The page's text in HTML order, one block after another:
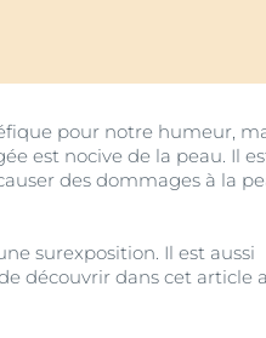
pour notre humeur,
est nocive de la peau. Il
des dommages à la
surexposition. Il est aussi
découvrir dans cet article